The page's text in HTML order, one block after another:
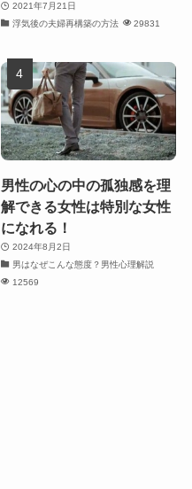
2021年7月21日
浮気後の夫婦再構築の方法
29831
男性の心の中の孤独感を理
解できる女性は特別な女性
になれる！
2024年8月2日
男はなぜこんな態度？男性心理解説
12569